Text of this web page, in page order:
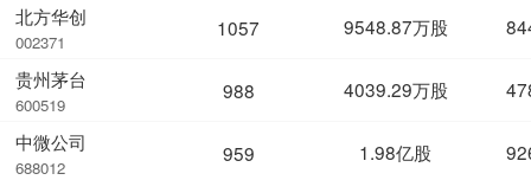
北方华创
002371
贵州茅台
600519
中微公司
688012
1057 9548.87万股
988 4039.29万股
959 1.98亿股